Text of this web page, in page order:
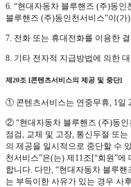
6. “현대자동차 블루핸즈 (주)동
블루핸즈 (주)동인천서비스”이(
7. 전화 또는 휴대전화를 이용한
8. 기타 전자적 지급방법에 의한
제20조 [콘텐츠서비스의 제공 및 중단]
① 콘텐츠서비스는 연중무휴, 1일
② “현대자동차 블루핸즈 (주)동인
점검, 교체 및 고장, 통신두절 또
의 제공을 일시적으로 중단할 수
천서비스”은(는) 제11조[“회원”
합니다. 다만, “현대자동차 블루
는 부득이한 사유가 있는 경우 사